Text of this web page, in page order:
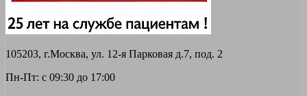
105203, г.Москва, ул. 12-я Парковая д.7, под. 2
Пн-Пт: с 09:30 до 17:00